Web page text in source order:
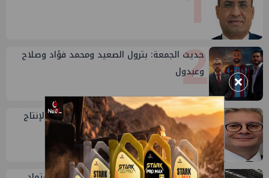
2
حديث الجمعة: بترول الصعيد ومحمد فؤاد وصلاح
وعبدول
3
وزير البترول: الصعيد منطقة واعدة لزيادة الإنتاج
وتوفير فرص عمل
×